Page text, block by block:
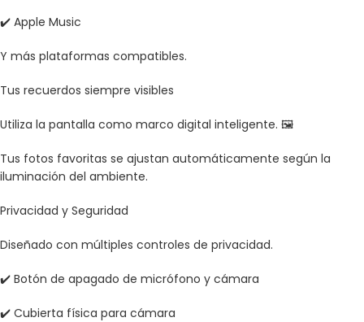
✔️ Apple Music
Y más plataformas compatibles.
Tus recuerdos siempre visibles
Utiliza la pantalla como marco digital inteligente. 🖼️
Tus fotos favoritas se ajustan automáticamente según la
iluminación del ambiente.
Privacidad y Seguridad
Diseñado con múltiples controles de privacidad.
✔️ Botón de apagado de micrófono y cámara
✔️ Cubierta física para cámara